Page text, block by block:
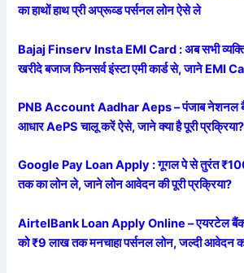
का हाथों हाथ प्री अप्रूव्ड पर्सनल लोन ऐसे ले
Bajaj Finserv Insta EMI Card : अब सभी
खरीदे बजाज फिनसर्व इंस्टा एमी कार्ड से, जाने EMI
PNB Account Aadhar Aeps – पंजाब नेशनल
आधार AePS चालू करें ऐसे, जाने क्या है पूरी प्रक्रिया?
Google Pay Loan Apply : गूगल पे से तुरंत
तक का लोन ले, जाने लोन आवेदन की पूरी प्रक्रिया?
AirtelBank Loan Apply Online – एयरटेल बैंक
को ₹9 लाख तक मनचाहा पर्सनल लोन, जल्दी आवेदन